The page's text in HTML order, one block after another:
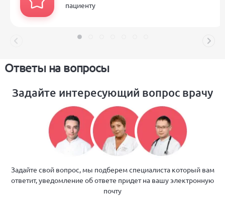
Ответы на вопросы
Задайте интересующий вопрос врачу
Задайте свой вопрос, мы подберем специалиста который вам
ответит, уведомление об ответе придет на вашу электронную
почту
пациенту